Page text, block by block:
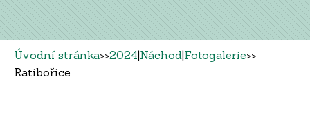
Úvodní stránka>>2024|Náchod|Fotogalerie>>
Ratibořice